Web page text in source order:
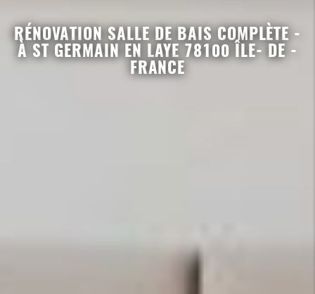
RÉNOVATION SALLE DE BAIS COMPLÈTE -
À ST GERMAIN EN LAYE 78100 ÎLE- DE -
FRANCE